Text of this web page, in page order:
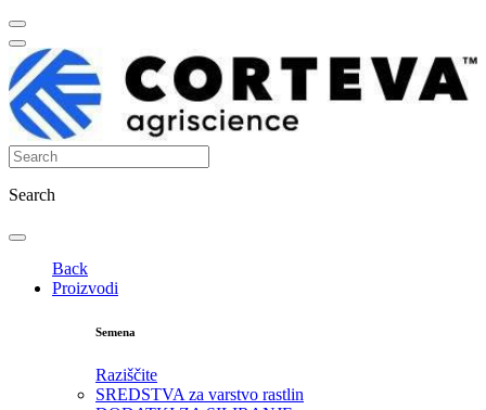
Search
Back
Proizvodi
Semena
Raziščite
SREDSTVA za varstvo rastlin